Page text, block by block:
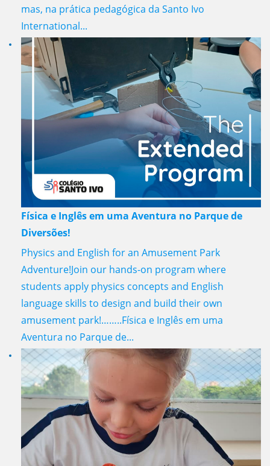
mas, na prática pedagógica da Santo Ivo
International...
Física e Inglês em uma Aventura no Parque de
Diversões!
Physics and English for an Amusement Park
Adventure!Join our hands-on program where
students apply physics concepts and English
language skills to design and build their own
amusement park!……..Física e Inglês em uma
Aventura no Parque de...